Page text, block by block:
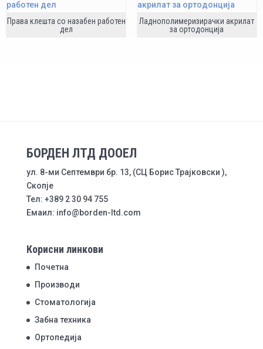
Права клешта со назабен работен
дел
Ладнополимеризирачки акрилат
за ортодонција
БОРДЕН ЛТД ДООЕЛ
ул. 8-ми Септември бр. 13, (СЦ Борис Трајковски ),
Скопје
Тел: +389 2 30 94 755
Емаил: info@borden-ltd.com
Корисни линкови
Почетна
Производи
Стоматологија
Забна техника
Ортопедија